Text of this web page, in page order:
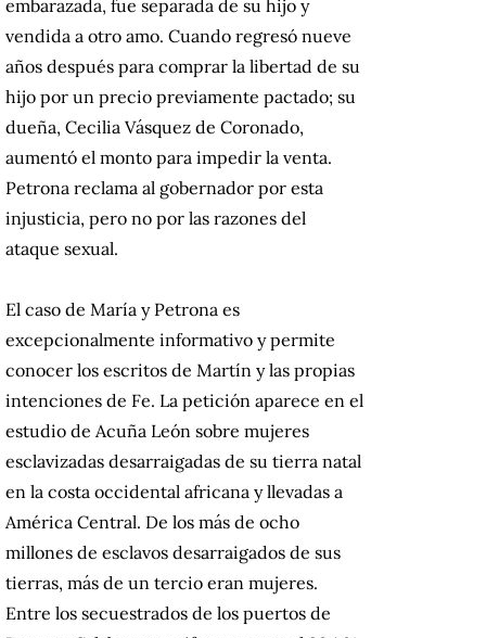
embarazada, fue separada de su hijo y
vendida a otro amo. Cuando regresó nueve
años después para comprar la libertad de su
hijo por un precio previamente pactado; su
dueña, Cecilia Vásquez de Coronado,
aumentó el monto para impedir la venta.
Petrona reclama al gobernador por esta
injusticia, pero no por las razones del
ataque sexual.
El caso de María y Petrona es
excepcionalmente informativo y permite
conocer los escritos de Martín y las propias
intenciones de Fe. La petición aparece en el
estudio de Acuña León sobre mujeres
esclavizadas desarraigadas de su tierra natal
en la costa occidental africana y llevadas a
América Central. De los más de ocho
millones de esclavos desarraigados de sus
tierras, más de un tercio eran mujeres.
Entre los secuestrados de los puertos de